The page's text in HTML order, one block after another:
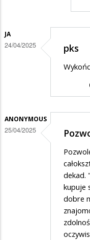
na
krytykować
w…
JA
24/04/2025 pks
ANONYMOUS
25/04/2025
dekad.
kupuje
dobre